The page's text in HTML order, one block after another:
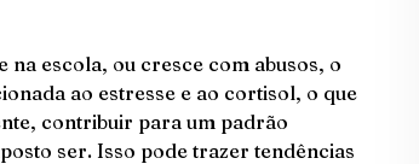
na escola, ou cresce com abusos, o
ao estresse e ao cortisol, o que
contribuir para um padrão
ser. Isso pode trazer tendências